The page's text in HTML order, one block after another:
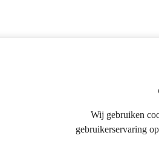
Wij gebruiken
gebruikerservaring